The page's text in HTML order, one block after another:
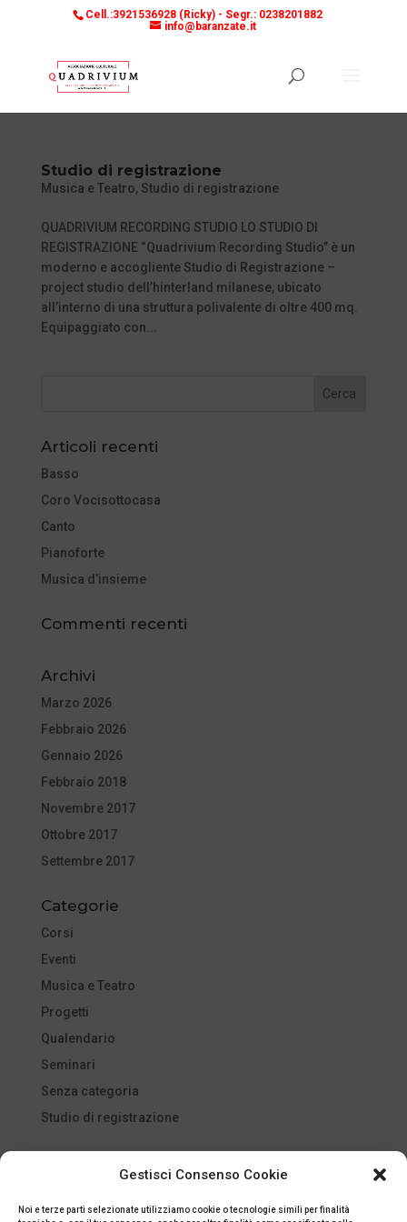
Gestisci Consenso Cookie
Noi e terze parti selezionate utilizziamo cookie o tecnologie simili per finalità
Cell.:3921536928 (Ricky) - Segr.: 0238201882
info@baranzate.it
Studio di registrazione
Musica e Teatro, Studio di registrazione
QUADRIVIUM RECORDING STUDIO LO STUDIO DI
REGISTRAZIONE “Quadrivium Recording Studio” è un
moderno e accogliente Studio di Registrazione –
project studio dell’hinterland milanese, ubicato
all’interno di una struttura polivalente di oltre 400 mq.
Equipaggiato con...
Articoli recenti
Basso
Coro Vocisottocasa
Canto
Pianoforte
Musica d’insieme
Commenti recenti
Archivi
Marzo 2026
Febbraio 2026
Gennaio 2026
Febbraio 2018
Novembre 2017
Ottobre 2017
Settembre 2017
Categorie
Corsi
Eventi
Musica e Teatro
Progetti
Qualendario
Seminari
Senza categoria
Studio di registrazione
Feed dei contenuti